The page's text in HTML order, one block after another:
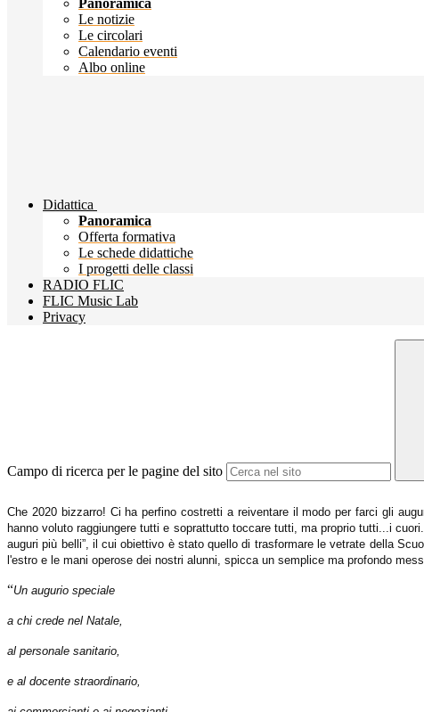
Panoramica
Le notizie
Le circolari
Calendario eventi
Albo online
Didattica
Panoramica
Offerta formativa
Le schede didattiche
I progetti delle classi
RADIO FLIC
FLIC Music Lab
Privacy
Campo di ricerca per le pagine del sito
Che 2020 bizzarro! Ci ha perfino costretti a reiventare il modo per farci gli
hanno voluto raggiungere tutti e soprattutto toccare tutti, ma proprio tutti...i
auguri più belli”, il cui obiettivo è stato quello di trasformare le vetrate della
l'estro e le mani operose dei nostri alunni, spicca un semplice ma profondo
“Un augurio speciale
a chi crede nel Natale,
al personale sanitario,
e al docente straordinario,